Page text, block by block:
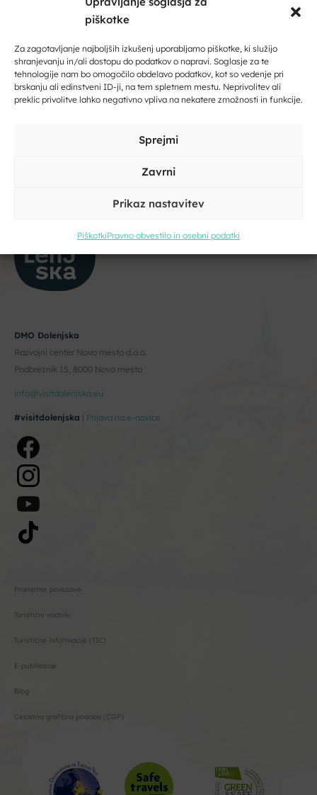
piškotke
Za zagotavljanje najboljših izkušenj uporabljamo piškotke, ki služijo
shranjevanju in/ali dostopu do podatkov o napravi. Soglasje za te
tehnologije nam bo omogočilo obdelavo podatkov, kot so vedenje pri
brskanju ali edinstveni ID-ji, na tem spletnem mestu. Neprivolitev ali
preklic privolitve lahko negativno vpliva na nekatere zmožnosti in funkcije.
Sprejmi
Zavrni
Prikaz nastavitev
PiškotkiPravno obvestilo in osebni podatki
DMO Dolenjska
Razvojni center Novo mesto d.o.o.
Podbreznik 15, 8000 Novo mesto
info@visitdolenjska.eu
#visitdolenjska | Prijava na e-novice
Prometne povezave
Turistični vodniki
Turistične informacije (TIC)
E-publikacije
Blog
Celostna grafična podoba (CGP)
Dobrodošli na Dolenjskem!
Vpišite svoj e-naslov
Kliknite, če želite sprejeti piškotke
Strinjam se s pogoji storitve in politiko zasebnosti. Z vašimi
osebnimi podatki